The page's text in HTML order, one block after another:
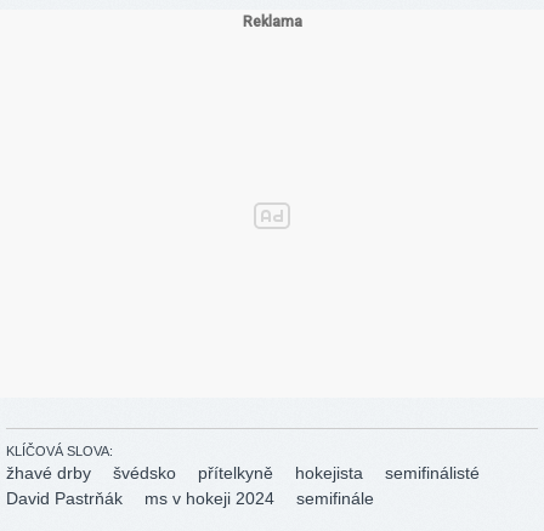
KLÍČOVÁ SLOVA:
žhavé drby švédsko přítelkyně hokejista
semifinálisté
David Pastrňák
ms v hokeji 2024 semifinále